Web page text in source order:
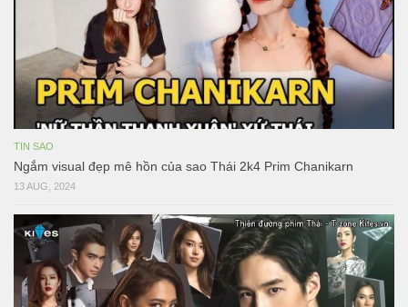
TIN SAO
Ngắm visual đẹp mê hồn của sao Thái 2k4 Prim Chanikarn
13 AUG, 2024